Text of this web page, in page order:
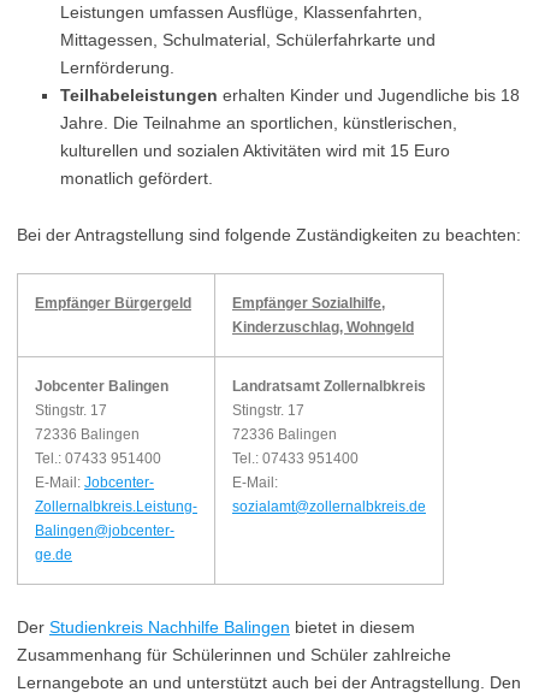
Leistungen umfassen Ausflüge, Klassenfahrten,
Mittagessen, Schulmaterial, Schülerfahrkarte und
Lernförderung.
Teilhabeleistungen erhalten Kinder und Jugendliche bis 18
Jahre. Die Teilnahme an sportlichen, künstlerischen,
kulturellen und sozialen Aktivitäten wird mit 15 Euro
monatlich gefördert.
Bei der Antragstellung sind folgende Zuständigkeiten zu beachten:
Empfänger Bürgergeld
Empfänger Sozialhilfe,
Kinderzuschlag, Wohngeld
Jobcenter Balingen
Stingstr. 17
72336 Balingen
Tel.: 07433 951400
E-Mail: Jobcenter-
Zollernalbkreis.Leistung-
Balingen@jobcenter-
ge.de
Landratsamt Zollernalbkreis
Stingstr. 17
72336 Balingen
Tel.: 07433 951400
E-Mail:
sozialamt@zollernalbkreis.de
Der Studienkreis Nachhilfe Balingen bietet in diesem
Zusammenhang für Schülerinnen und Schüler zahlreiche
Lernangebote an und unterstützt auch bei der Antragstellung. Den